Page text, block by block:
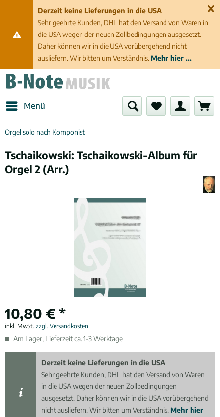
Derzeit keine Lieferungen in die USA
Sehr geehrte Kunden, DHL hat den Versand von Waren in
die USA wegen der neuen Zollbedingungen ausgesetzt.
Daher können wir in die USA vorübergehend nicht
ausliefern. Wir bitten um Verständnis. Mehr hier ...
Menü
Orgel solo nach Komponist
Tschaikowski: Tschaikowski-Album für
Orgel 2 (Arr.)
10,80 € *
inkl. MwSt. zzgl. Versandkosten
Am Lager, Lieferzeit ca. 1-3 Werktage
Derzeit keine Lieferungen in die USA
Sehr geehrte Kunden, DHL hat den Versand von Waren
in die USA wegen der neuen Zollbedingungen
ausgesetzt. Daher können wir in die USA vorübergehend
nicht ausliefern. Wir bitten um Verständnis. Mehr hier